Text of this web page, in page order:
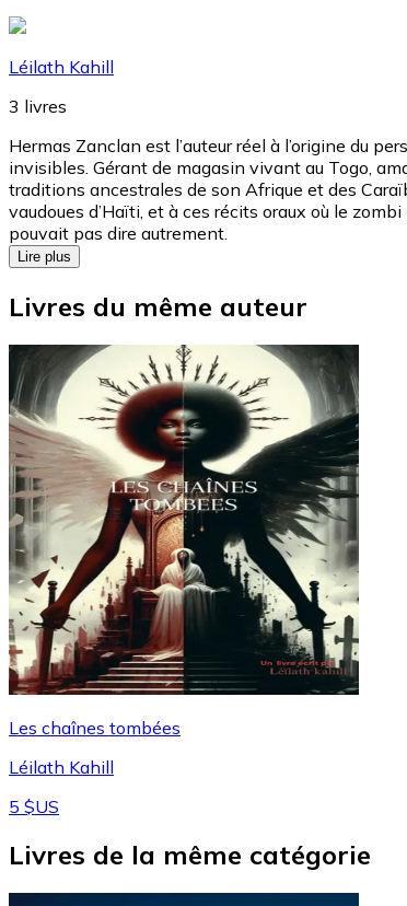
Léilath Kahill
3 livres
Hermas Zanclan est l’auteur réel à l’origine du
invisibles. Gérant de magasin vivant au Togo,
traditions ancestrales de son Afrique et des
vaudoues d’Haïti, et à ces récits oraux où le
pouvait pas dire autrement.
Lire plus
Livres du même auteur
Les chaînes tombées
Léilath Kahill
5 $US
Livres de la même catégorie